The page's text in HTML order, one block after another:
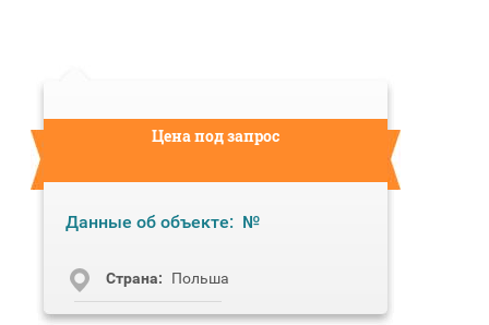
Цена под запрос
Данные об объекте: №
Cтрана: Польша